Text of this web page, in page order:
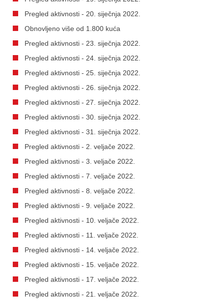
Pregled aktivnosti - 20. siječnja 2022.
Obnovljeno više od 1.800 kuća
Pregled aktivnosti - 23. siječnja 2022.
Pregled aktivnosti - 24. siječnja 2022.
Pregled aktivnosti - 25. siječnja 2022.
Pregled aktivnosti - 26. siječnja 2022.
Pregled aktivnosti - 27. siječnja 2022.
Pregled aktivnosti - 30. siječnja 2022.
Pregled aktivnosti - 31. siječnja 2022.
Pregled aktivnosti - 2. veljače 2022.
Pregled aktivnosti - 3. veljače 2022.
Pregled aktivnosti - 7. veljače 2022.
Pregled aktivnosti - 8. veljače 2022.
Pregled aktivnosti - 9. veljače 2022.
Pregled aktivnosti - 10. veljače 2022.
Pregled aktivnosti - 11. veljače 2022.
Pregled aktivnosti - 14. veljače 2022.
Pregled aktivnosti - 15. veljače 2022.
Pregled aktivnosti - 17. veljače 2022.
Pregled aktivnosti - 21. veljače 2022.